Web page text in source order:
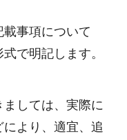
事項について
で明記します。
しては、実際に
より、適宜、追